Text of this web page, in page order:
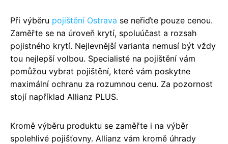
Při výběru pojištění Ostrava se neřiďte pouze cenou.
Zaměřte se na úroveň krytí, spoluúčast a rozsah
pojistného krytí. Nejlevnější varianta nemusí být vždy
tou nejlepší volbou. Specialisté na pojištění vám
pomůžou vybrat pojištění, které vám poskytne
maximální ochranu za rozumnou cenu. Za pozornost
stojí například Allianz PLUS.
Kromě výběru produktu se zaměřte i na výběr
spolehlivé pojišťovny. Allianz vám kromě úhrady